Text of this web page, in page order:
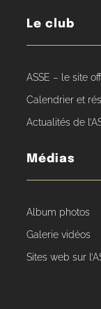
Le club
ASSE – le site
Calendrier et
Actualités de
Médias
Album photos
Galerie vidéos
Sites web sur